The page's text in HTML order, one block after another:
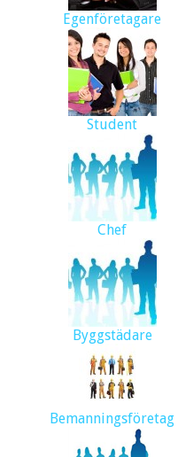
Egenföretagare
Student
Chef
Byggstädare
Bemanningsföretag